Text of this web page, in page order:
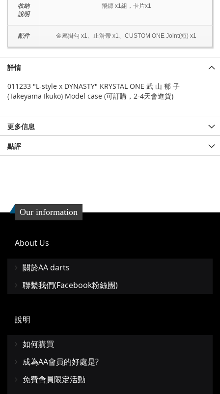
收納
說明
飛鏢 x1組，卡片x1
配件 金屬掛勾 x1、止滑帶 x1、CUSTOM ONE Joint(短) x1
詳情
011233 "L-style x DYNASTY" KRYSTAL ONE 武 山 郁 子
(Takeyama Ikuko) Model case (可訂購，2-4天會進貨)
更多信息
點評
Our information
About Us
關於AA darts
聯繫我們(Facebook粉絲團)
說明
如何購買
成為AA會員的好處是?
免費會員限定活動